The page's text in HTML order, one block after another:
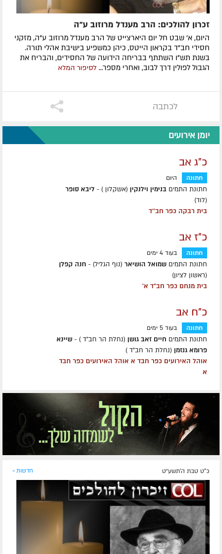
זכרון להולכים: הרב מענדל מרוזוב ע"ה
היום, א' שבט חל יום היארצייט של הרב מענדל מרוזוב ע"ה, מזקני
חסידי חב"ד בקראון הייטס, כיהן כמשפיע בישיבת אהלי תורה.
בשנת תש"ו השתתף בבריחה הידועה של החסידים, והבריח את
הגבול לפולין דרך לבוב, ואחרי מספר... לסיפור המלא
לכתבה
יומן אירועים
כ"ג אב
חתונה היום
חתונת התמים בנימין וילנקין (אשקלון ) - ליבא סופר
(לוד)
בית רבקה כפר חב''ד
כ"ז אב
חתונה בעוד 4 ימים
חתונת התמים שמואל הושיאר (נוף הגליל) - חנה קפלן
(ראשון לציון)
בית מנחם כפר חב"ד א'
כ"ח אב
חתונה בעוד 5 ימים
חתונת התמים חיים זאב גושן (נחלת הר חב"ד ) - שיינא
פרומא גנזמן (נחלת הר חב"ד )
אוהל האירועים כפר חבד א אוהל האירועים כפר חבד
א
כ"ט טבת ה׳תשע״ט חדשות »